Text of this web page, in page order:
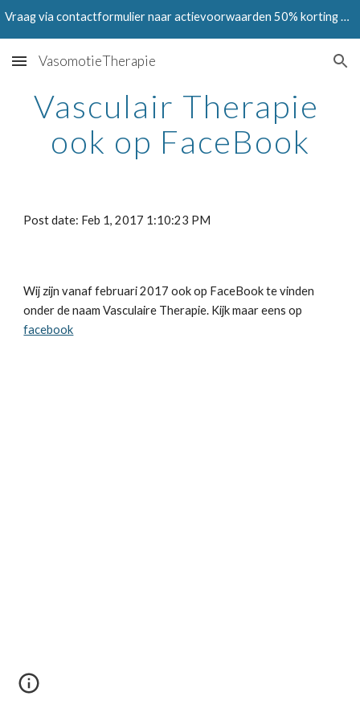
Vraag via contactformulier naar actievoorwaarden 50% korting op Testen in juni en juli 2024
VasomotieTherapie
Vasculair Therapie
ook op FaceBook
Post date: Feb 1, 2017 1:10:23 PM
Wij zijn vanaf februari 2017 ook op FaceBook te vinden
facebook